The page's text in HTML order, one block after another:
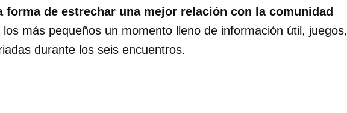
forma de estrechar una mejor relación con la comunidad
más pequeños un momento lleno de información útil, juegos,
durante los seis encuentros.